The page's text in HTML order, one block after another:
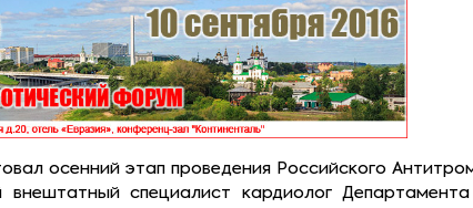
осенний этап проведения Российского
внештатный специалист кардиолог